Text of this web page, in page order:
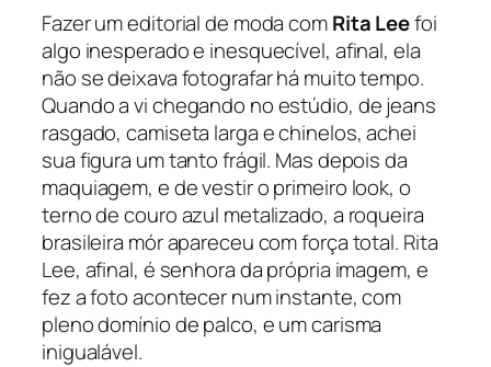
Fazer um editorial de moda comRita Leefoi
algo inesperado e inesquecível, afinal, ela
não se deixava fotografar há muito tempo.
Quando a vi chegando no estúdio, de jeans
rasgado, camiseta larga e chinelos, achei
sua figura um tanto frágil. Mas depois da
maquiagem, e de vestir o primeiro look, o
terno de couro azul metalizado, a roqueira
brasileira mór apareceu com força total. Rita
Lee, afinal, é senhora da própria imagem, e
fez a foto acontecer num instante, com
pleno domínio de palco, e um carisma
inigualável.